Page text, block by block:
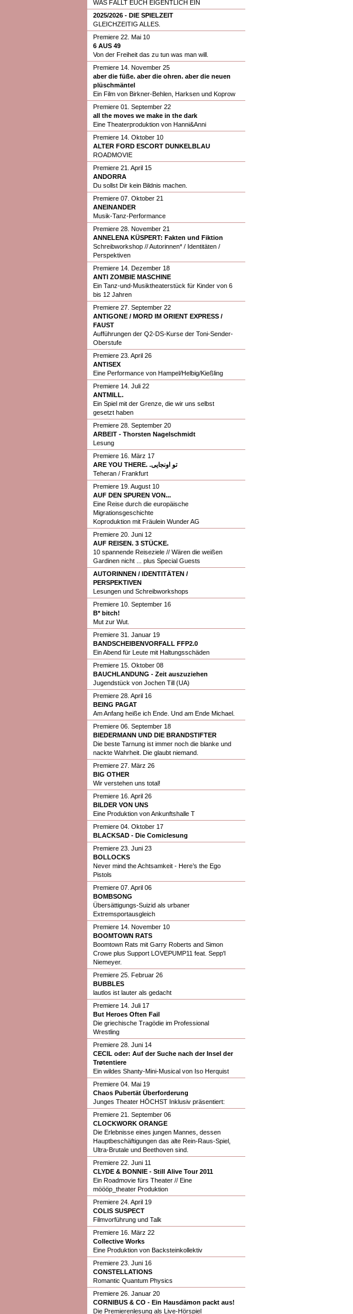
WAS FÄLLT EUCH EIGENTLICH EIN
2025/2026 - DIE SPIELZEIT
GLEICHZEITIG ALLES.
Premiere 22. Mai 10
6 AUS 49
Von der Freiheit das zu tun was man will.
Premiere 14. November 25
aber die füße. aber die ohren. aber die neuen
plüschmäntel
Ein Film von Birkner-Behlen, Harksen und Koprow
Premiere 01. September 22
all the moves we make in the dark
Eine Theaterproduktion von Hanni&Anni
Premiere 14. Oktober 10
ALTER FORD ESCORT DUNKELBLAU
ROADMOVIE
Premiere 21. April 15
ANDORRA
Du sollst Dir kein Bildnis machen.
Premiere 07. Oktober 21
ANEINANDER
Musik-Tanz-Performance
Premiere 28. November 21
ANNELENA KÜSPERT: Fakten und Fiktion
Schreibworkshop // Autorinnen* / Identitäten /
Perspektiven
Premiere 14. Dezember 18
ANTI ZOMBIE MASCHINE
Ein Tanz-und-Musiktheaterstück für Kinder von 6
bis 12 Jahren
Premiere 27. September 22
ANTIGONE / MORD IM ORIENT EXPRESS /
FAUST
Aufführungen der Q2-DS-Kurse der Toni-Sender-
Oberstufe
Premiere 23. April 26
ANTISEX
Eine Performance von Hampel/Helbig/Kießling
Premiere 14. Juli 22
ANTMILL.
Ein Spiel mit der Grenze, die wir uns selbst
gesetzt haben
Premiere 28. September 20
ARBEIT - Thorsten Nagelschmidt
Lesung
Premiere 16. März 17
ARE YOU THERE. .تو اونجایی
Teheran / Frankfurt
Premiere 19. August 10
AUF DEN SPUREN VON...
Eine Reise durch die europäische
Migrationsgeschichte
Koproduktion mit Fräulein Wunder AG
Premiere 20. Juni 12
AUF REISEN. 3 STÜCKE.
10 spannende Reiseziele // Wären die weißen
Gardinen nicht ... plus Special Guests
AUTORINNEN / IDENTITÄTEN /
PERSPEKTIVEN
Lesungen und Schreibworkshops
Premiere 10. September 16
B* bitch!
Mut zur Wut.
Premiere 31. Januar 19
BANDSCHEIBENVORFALL FFP2.0
Ein Abend für Leute mit Haltungsschäden
Premiere 15. Oktober 08
BAUCHLANDUNG - Zeit auszuziehen
Jugendstück von Jochen Till (UA)
Premiere 28. April 16
BEING PAGAT
Am Anfang heiße ich Ende. Und am Ende Michael.
Premiere 06. September 18
BIEDERMANN UND DIE BRANDSTIFTER
Die beste Tarnung ist immer noch die blanke und
nackte Wahrheit. Die glaubt niemand.
Premiere 27. März 26
BIG OTHER
Wir verstehen uns total!
Premiere 16. April 26
BILDER VON UNS
Eine Produktion von Ankunftshalle T
Premiere 04. Oktober 17
BLACKSAD - Die Comiclesung
Premiere 23. Juni 23
BOLLOCKS
Never mind the Achtsamkeit - Here’s the Ego
Pistols
Premiere 07. April 06
BOMBSONG
Übersättigungs-Suizid als urbaner
Extremsportausgleich
Premiere 14. November 10
BOOMTOWN RATS
Boomtown Rats mit Garry Roberts and Simon
Crowe plus Support LOVEPUMP11 feat. Sepp'l
Niemeyer.
Premiere 25. Februar 26
BUBBLES
lautlos ist lauter als gedacht
Premiere 14. Juli 17
But Heroes Often Fail
Die griechische Tragödie im Professional
Wrestling
Premiere 28. Juni 14
CECIL oder: Auf der Suche nach der Insel der
Trøtentiere
Ein wildes Shanty-Mini-Musical von Iso Herquist
Premiere 04. Mai 19
Chaos Pubertät Überforderung
Junges Theater HÖCHST Inklusiv präsentiert:
Premiere 21. September 06
CLOCKWORK ORANGE
Die Erlebnisse eines jungen Mannes, dessen
Hauptbeschäftigungen das alte Rein-Raus-Spiel,
Ultra-Brutale und Beethoven sind.
Premiere 22. Juni 11
CLYDE & BONNIE - Still Alive Tour 2011
Ein Roadmovie fürs Theater // Eine
möööp_theater Produktion
Premiere 24. April 19
COLIS SUSPECT
Filmvorführung und Talk
Premiere 16. März 22
Collective Works
Eine Produktion von Backsteinkollektiv
Premiere 23. Juni 16
CONSTELLATIONS
Romantic Quantum Physics
Premiere 26. Januar 20
CORNIBUS & CO - Ein Hausdämon packt aus!
Die Premierenlesung als Live-Hörspiel